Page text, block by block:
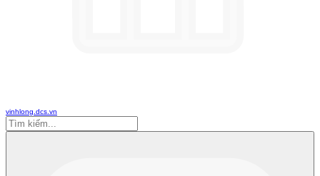
vinhlong.dcs.vn